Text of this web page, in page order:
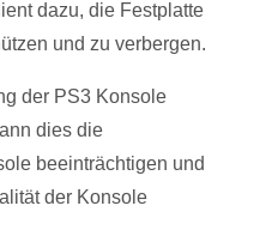
dazu, die Festplatte
und zu verbergen.
der PS3 Konsole
dies die
beeinträchtigen und
der Konsole